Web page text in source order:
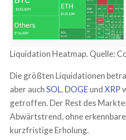
Liquidation Heatmap. Quelle:
Die größten Liquidationen
aber auchSOL, DOGEundXRP
getroffen. Der Rest des
Abwärtstrend, ohne
kurzfristige Erholung.